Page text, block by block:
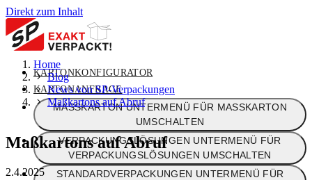
Direkt zum Inhalt
KARTONKONFIGURATOR
KARTONANFRAGE
MASSKARTON UNTERMENÜ FÜR MASSKARTON
UMSCHALTEN
VERPACKUNGSLÖSUNGEN UNTERMENÜ FÜR
VERPACKUNGSLÖSUNGEN UMSCHALTEN
STANDARDVERPACKUNGEN UNTERMENÜ FÜR
Home
Blog
News von SP-Verpackungen
Maßkartons auf Abruf
Maßkartons auf Abruf
2.4.2025